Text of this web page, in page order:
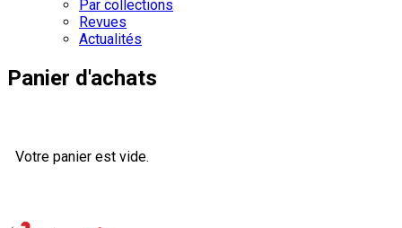
Par collections
Revues
Actualités
Panier d'achats
Votre panier est vide.